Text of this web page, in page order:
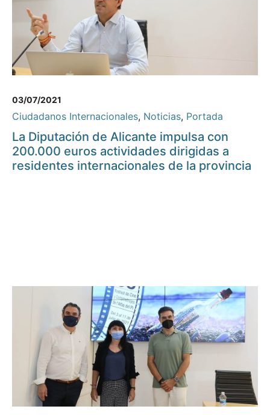
03/07/2021
Ciudadanos Internacionales, Noticias, Portada
La Diputación de Alicante impulsa con
200.000 euros actividades dirigidas a
residentes internacionales de la provincia